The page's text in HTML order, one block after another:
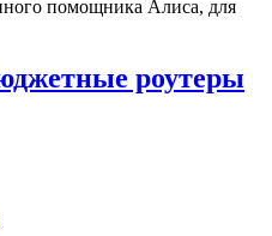
помощника Алиса, для
роутеры